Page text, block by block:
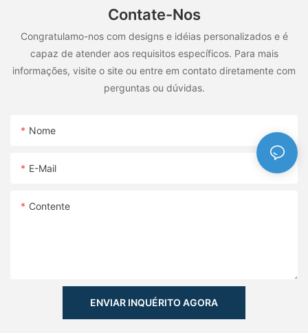
Contate-Nos
Congratulamo-nos com designs e idéias personalizados e é
capaz de atender aos requisitos específicos. Para mais
informações, visite o site ou entre em contato diretamente com
perguntas ou dúvidas.
Nome
E-Mail
Contente
ENVIAR INQUÉRITO AGORA